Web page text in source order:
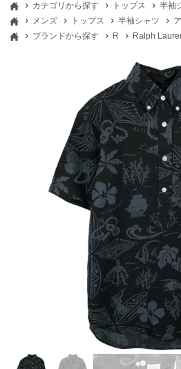
カテゴリから探す トップス 半袖
メンズ
トップス 半袖シャツ
ブランドから探す
R Ralph